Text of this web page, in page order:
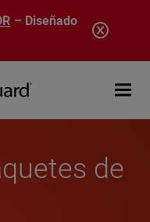
– Diseñado
Open
de